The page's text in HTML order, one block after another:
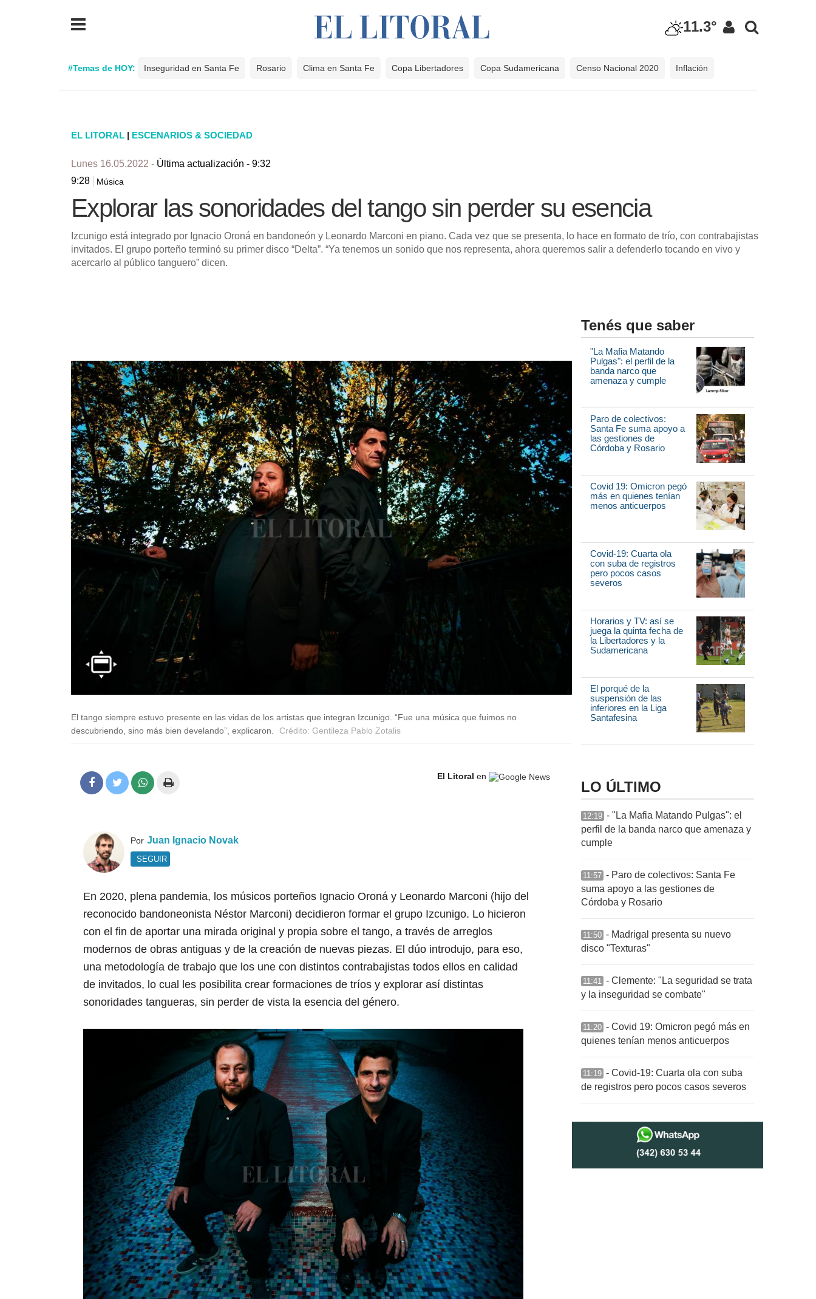
11.3°
#Temas de HOY: Inseguridad en Santa Fe Rosario Clima en Santa Fe Copa Libertadores Copa Sudamericana Censo Nacional 2020 Inflación
EL LITORAL | ESCENARIOS & SOCIEDAD
Lunes 16.05.2022 - Última actualización - 9:32
9:28
Música
Explorar las sonoridades del tango sin perder su esencia
Izcunigo está integrado por Ignacio Oroná en bandoneón y Leonardo Marconi en piano. Cada vez que se presenta, lo hace en formato de trío, con contrabajistas
invitados. El grupo porteño terminó su primer disco “Delta”. “Ya tenemos un sonido que nos representa, ahora queremos salir a defenderlo tocando en vivo y
acercarlo al público tanguero” dicen.
El tango siempre estuvo presente en las vidas de los artistas que integran Izcunigo. “Fue una música que fuimos no
descubriendo, sino más bien develando”, explicaron.
Crédito: Gentileza Pablo Zotalis
El Litoral en
Por Juan Ignacio Novak
SEGUIR
En 2020, plena pandemia, los músicos porteños Ignacio Oroná y Leonardo Marconi (hijo del
reconocido bandoneonista Néstor Marconi) decidieron formar el grupo Izcunigo. Lo hicieron
con el fin de aportar una mirada original y propia sobre el tango, a través de arreglos
modernos de obras antiguas y de la creación de nuevas piezas. El dúo introdujo, para eso,
una metodología de trabajo que los une con distintos contrabajistas todos ellos en calidad
de invitados, lo cual les posibilita crear formaciones de tríos y explorar así distintas
sonoridades tangueras, sin perder de vista la esencia del género.
Tenés que saber
"La Mafia Matando
Pulgas": el perfil de la
banda narco que
amenaza y cumple
Paro de colectivos:
Santa Fe suma apoyo a
las gestiones de
Córdoba y Rosario
Covid 19: Omicron pegó
más en quienes tenían
menos anticuerpos
Covid-19: Cuarta ola
con suba de registros
pero pocos casos
severos
Horarios y TV: así se
juega la quinta fecha de
la Libertadores y la
Sudamericana
El porqué de la
suspensión de las
inferiores en la Liga
Santafesina
LO ÚLTIMO
12:19 - "La Mafia Matando Pulgas": el
perfil de la banda narco que amenaza y
cumple
11:57 - Paro de colectivos: Santa Fe
suma apoyo a las gestiones de
Córdoba y Rosario
11:50 - Madrigal presenta su nuevo
disco "Texturas"
11:41 - Clemente: "La seguridad se trata
y la inseguridad se combate"
11:20 - Covid 19: Omicron pegó más en
quienes tenían menos anticuerpos
11:19 - Covid-19: Cuarta ola con suba
de registros pero pocos casos severos